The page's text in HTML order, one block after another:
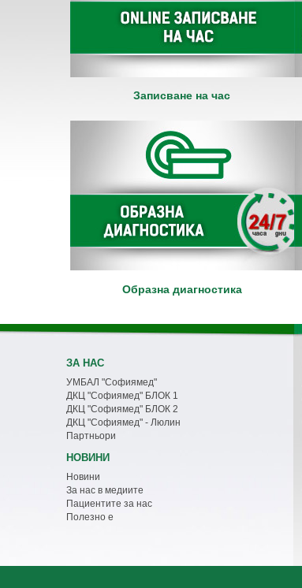
Записване на час
Образна диагностика
ЗА НАС
УМБАЛ "Софиямед"
ДКЦ "Софиямед" БЛОК 1
ДКЦ "Софиямед" БЛОК 2
ДКЦ "Софиямед" - Люлин
Партньори
НОВИНИ
Новини
За нас в медиите
Пациентите за нас
Полезно е